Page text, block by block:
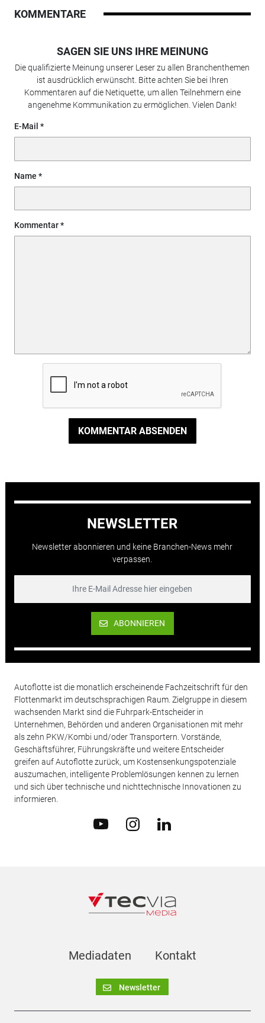
KOMMENTARE
SAGEN SIE UNS IHRE MEINUNG
Die qualifizierte Meinung unserer Leser zu allen Branchenthemen
ist ausdrücklich erwünscht. Bitte achten Sie bei Ihren
Kommentaren auf die Netiquette, um allen Teilnehmern eine
angenehme Kommunikation zu ermöglichen. Vielen Dank!
E-Mail
Name
Kommentar
KOMMENTAR ABSENDEN
NEWSLETTER
Newsletter abonnieren und keine Branchen-News mehr
verpassen.
ABONNIEREN
Autoflotte ist die monatlich erscheinende Fachzeitschrift für den
Flottenmarkt im deutschsprachigen Raum. Zielgruppe in diesem
wachsenden Markt sind die Fuhrpark-Entscheider in
Unternehmen, Behörden und anderen Organisationen mit mehr
als zehn PKW/Kombi und/oder Transportern. Vorstände,
Geschäftsführer, Führungskräfte und weitere Entscheider
greifen auf Autoflotte zurück, um Kostensenkungspotenziale
auszumachen, intelligente Problemlösungen kennen zu lernen
und sich über technische und nichttechnische Innovationen zu
informieren.
Mediadaten Kontakt
Newsletter